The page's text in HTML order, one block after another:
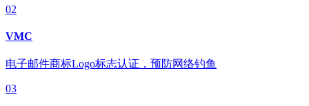
02
VMC
电子邮件商标Logo标志认证，预防网络钓鱼
03